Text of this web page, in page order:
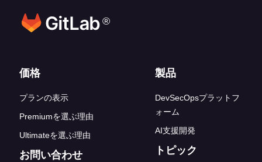
®
フッターリンク
価格
プランの表示
Premiumを選ぶ理由
Ultimateを選ぶ理由
お問い合わせ
製品
DevSecOpsプラットフ
ォーム
AI支援開発
トピック